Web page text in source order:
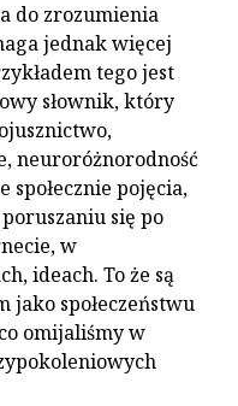
do zrozumienia
jednak więcej
tego jest
słownik, który
neuroróżnorodność
społecznie pojęcia,
się po
w
ideach. To że są
jako społeczeństwu
omijaliśmy w